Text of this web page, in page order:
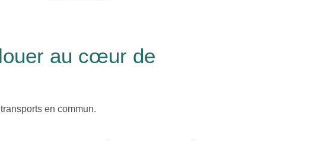
au cœur de
en commun.